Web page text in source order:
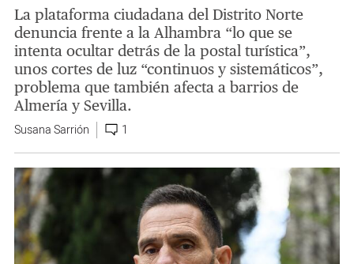
La plataforma ciudadana del Distrito Norte
denuncia frente a la Alhambra “lo que se
intenta ocultar detrás de la postal turística”,
unos cortes de luz “continuos y sistemáticos”,
problema que también afecta a barrios de
Almería y Sevilla.
Susana Sarrión 1